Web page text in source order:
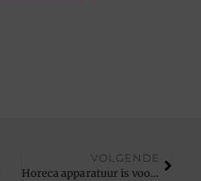
VOLGENDE
Horeca apparatuur is voor iedereen handig